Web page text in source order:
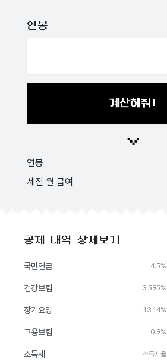
연봉
계산해줘!
연봉
세전 월 급여
공제 내역 상세보기
국민연금 4.5%
건강보험 3.595%
장기요양 13.14%
고용보험 0.9%
소득세 소득세율